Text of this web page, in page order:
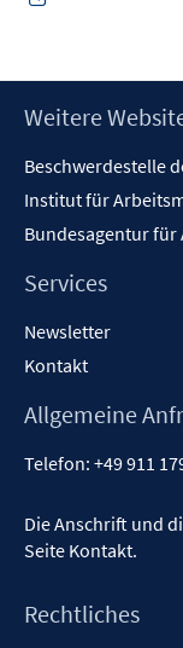
öffnen
Footer
Weitere
Beschwerdestelle
Institut für
Bundesagentur für
Services
Newsletter
Kontakt
Allgemeine
Telefon: +49 911
Die Anschrift und
Seite Kontakt.
Rechtliches